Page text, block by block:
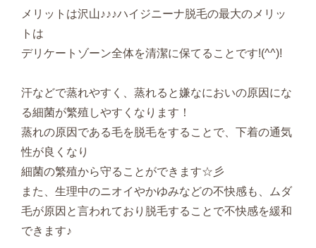
メリットは沢山♪♪♪ハイジニーナ脱毛の最大のメリッ
トは
デリケートゾーン全体を清潔に保てることです!(^^)!
汗などで蒸れやすく、蒸れると嫌なにおいの原因にな
る細菌が繁殖しやすくなります！
蒸れの原因である毛を脱毛をすることで、下着の通気
性が良くなり
細菌の繁殖から守ることができます☆彡
また、生理中のニオイやかゆみなどの不快感も、ムダ
毛が原因と言われており脱毛することで不快感を緩和
できます♪